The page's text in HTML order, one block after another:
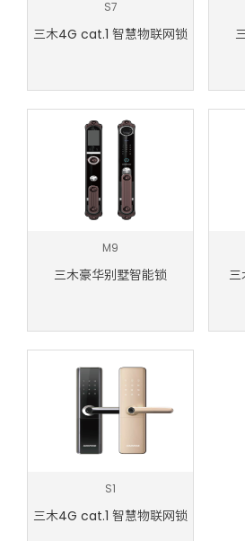
S7
三木4G cat.1 智慧物联网锁
M9
三木豪华别墅智能锁
S1
三木4G cat.1 智慧物联网锁